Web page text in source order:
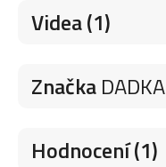
Videa (1)
ZnačkaDADKA
Hodnocení (1)